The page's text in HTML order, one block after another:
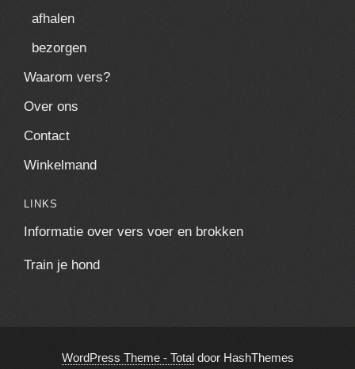
afhalen
bezorgen
Waarom vers?
Over ons
Contact
Winkelmand
LINKS
Informatie over vers voer en brokken
Train je hond
WordPress Theme - Totaldoor HashThemes